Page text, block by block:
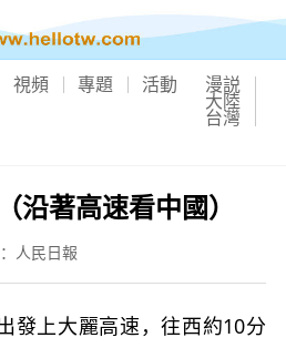
視頻 專題 活動 漫説
大陸
台灣
沿著高速看中國）
人民日報
上大麗高速，往西約10分